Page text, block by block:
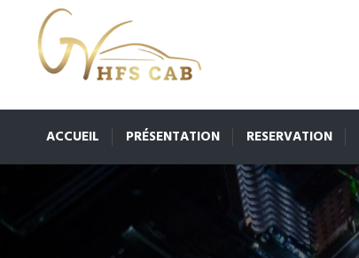
ACCUEIL PRÉSENTATION RESERVATION